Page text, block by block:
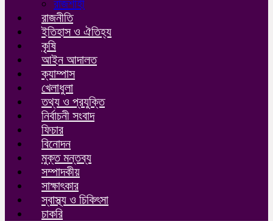
রাজশাহী
রাজনীতি
ইতিহাস ও ঐতিহ্য
কৃষি
আইন আদালত
ক্যাম্পাস
খেলাধুলা
তথ্য ও প্রযুক্তি
নির্বাচনী সংবাদ
ফিচার
বিনোদন
মুক্ত মন্তব্য
সম্পাদকীয়
সাক্ষাৎকার
স্বাস্থ্য ও চিকিৎসা
চাকরি